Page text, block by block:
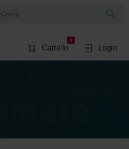
Carrello
0
Login